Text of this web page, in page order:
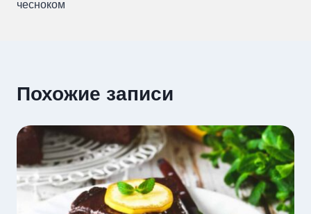
записям
чесноком
Похожие записи